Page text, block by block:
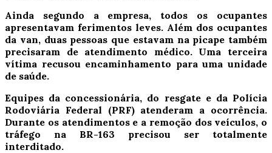
Ainda segundo a empresa, todos os ocupantes
apresentavam ferimentos leves. Além dos ocupantes
da van, duas pessoas que estavam na picape também
precisaram de atendimento médico. Uma terceira
vítima recusou encaminhamento para uma unidade
de saúde.
Equipes da concessionária, do resgate e da Polícia
Rodoviária Federal (PRF) atenderam a ocorrência.
Durante os atendimentos e a remoção dos veículos, o
tráfego na BR-163 precisou ser totalmente
interditado.